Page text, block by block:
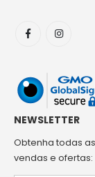
NEWSLETTER
Obtenha todas
vendas e ofertas: